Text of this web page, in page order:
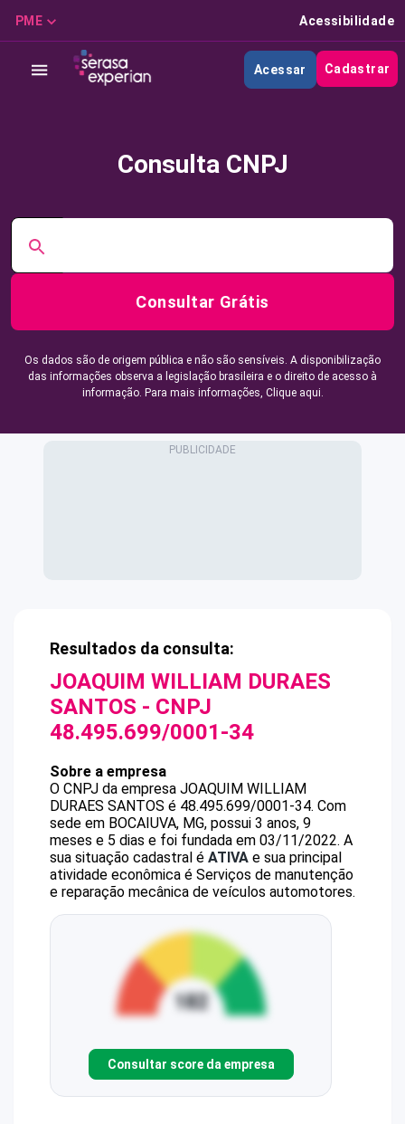
PME Acessibilidade
Acessar Cadastrar
Consulta CNPJ
Consultar Grátis
Os dados são de origem pública e não são sensíveis. A disponibilização
das informações observa a legislação brasileira e o direito de acesso à
informação. Para mais informações, Clique aqui.
Resultados da consulta:
JOAQUIM WILLIAM DURAES
SANTOS - CNPJ
48.495.699/0001-34
Sobre a empresa
O CNPJ da empresa JOAQUIM WILLIAM
DURAES SANTOS é 48.495.699/0001-34. Com
sede em BOCAIUVA, MG, possui 3 anos, 9
meses e 5 dias e foi fundada em 03/11/2022. A
sua situação cadastral é ATIVA e sua principal
atividade econômica é Serviços de manutenção
e reparação mecânica de veículos automotores.
Consultar score da empresa